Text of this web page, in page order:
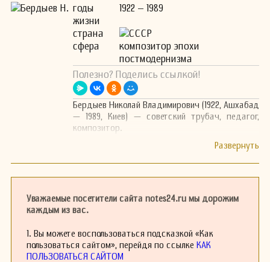
годы
жизни
1922 – 1989
страна
СССР
сфера
композитор эпохи
постмодернизма
Полезно? Поделись ссылкой!
Бердыев Николай Владимирович (1922, Ашхабад
— 1989, Киев) — советский трубач, педагог,
композитор.
Уважаемые посетители сайта notes24.ru мы дорожим
каждым из вас.
1. Вы можете воспользоваться подсказкой «Как
пользоваться сайтом», перейдя по ссылке КАК
ПОЛЬЗОВАТЬСЯ САЙТОМ